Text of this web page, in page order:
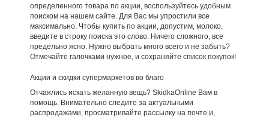
определенного товара по акции, воспользуйтесь удобным
поиском на нашем сайте. Для Вас мы упростили все
максимально. Чтобы купить по акции, допустим, молоко,
введите в строку поиска это слово. Ничего сложного, все
предельно ясно. Нужно выбрать много всего и не забыть?
Отмечайте галочками нужное, и сохраняйте список покупок!
Акции и скидки супермаркетов во благо
Отчаялись искать желанную вещь? SkidkaOnline Вам в
помощь. Внимательно следите за актуальными
распродажами, просматривайте рассылку на почте и,